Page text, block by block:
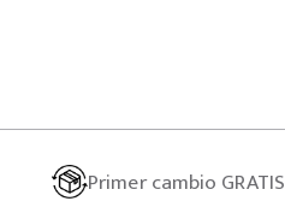
Primercambio GRATIS